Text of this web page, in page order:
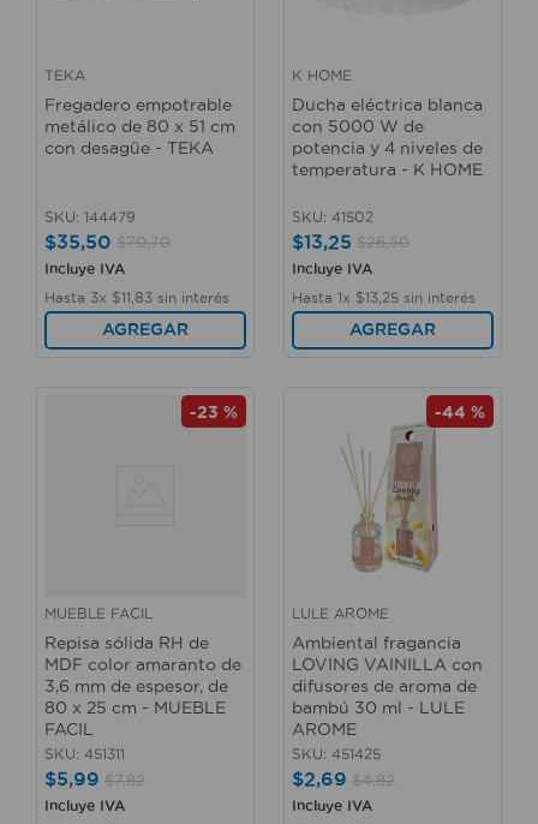
TEKA
Fregadero empotrable
metálico de 80 x 51 cm
con desagüe - TEKA
SKU: 144479
$35,50 $70,70
Incluye IVA
Hasta 3x $11 83 sin interés
AGREGAR
K HOME
Ducha eléctrica blanca
con 5000 W de
potencia y 4 niveles de
temperatura - K HOME
SKU: 41502
$13,25 $26,50
Incluye IVA
Hasta 1x $13 25 sin interés
AGREGAR
-23 %
MUEBLE FACIL
Repisa sólida RH de
MDF color amaranto de
3,6 mm de espesor, de
80 x 25 cm - MUEBLE
FACIL
SKU: 451311
$5,99 $7,82
Incluye IVA
-44 %
LULE AROME
Ambiental fragancia
LOVING VAINILLA con
difusores de aroma de
bambú 30 ml - LULE
AROME
SKU: 451425
$2,69 $4,82
Incluye IVA